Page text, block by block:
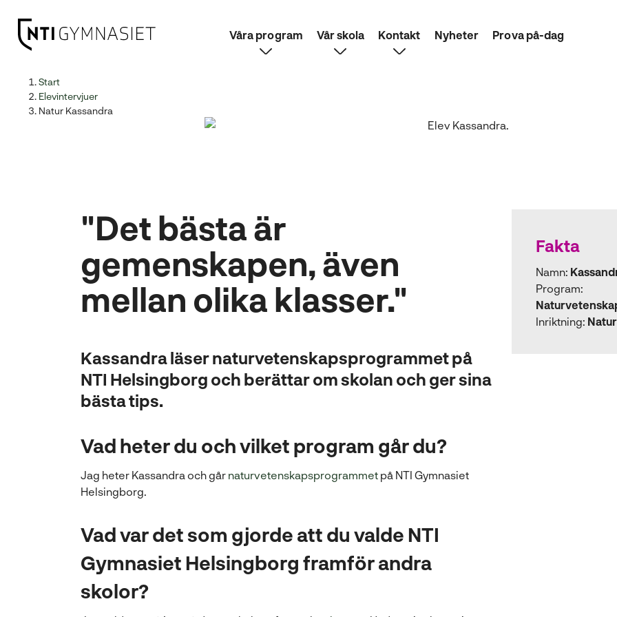
Huvudnavigation
Våra program
Vår skola Kontakt Nyheter Prova på-dag
Start
Elevintervjuer
Natur Kassandra
"Det bästa är
gemenskapen, även
mellan olika klasser."
Kassandra läser naturvetenskapsprogrammet på
NTI Helsingborg och berättar om skolan och ger sina
bästa tips.
Vad heter du och vilket program går du?
Jag heter Kassandra och går naturvetenskapsprogrammet på NTI Gymnasiet
Helsingborg.
Vad var det som gjorde att du valde NTI
Gymnasiet Helsingborg framför andra
skolor?
Fakta
Namn:
Program:
Inriktning: